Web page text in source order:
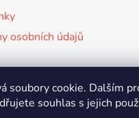
soubory cookie. Dalším
souhlas s jejich
osobních údajů